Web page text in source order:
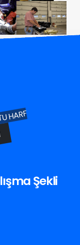
HARF
Şekli